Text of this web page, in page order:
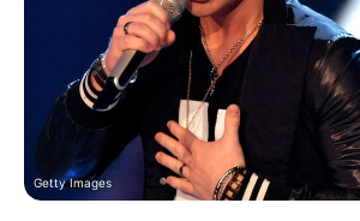
Getty Images